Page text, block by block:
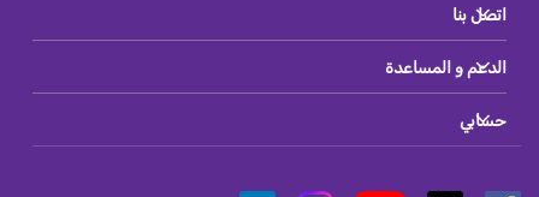
اتصل بنا
الدعم و المساعدة
حسابي